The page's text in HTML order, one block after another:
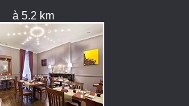
à 5.2 km